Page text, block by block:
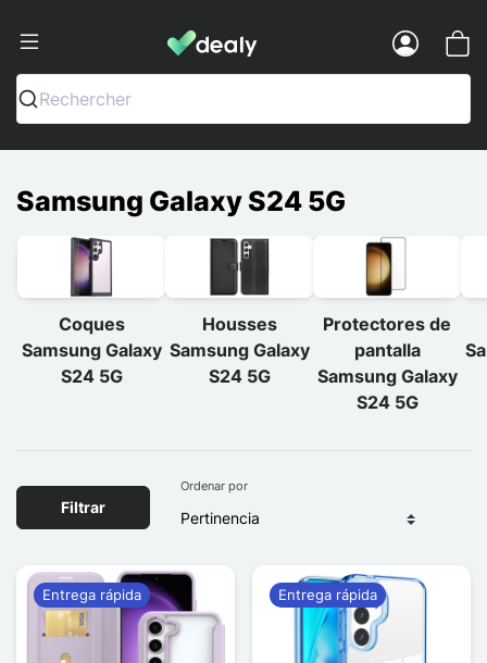
Dealy - Fundas y accesorios para
Rechercher
Samsung Galaxy S24 5G
Coques
Samsung Galaxy
S24 5G
Housses
Samsung Galaxy
S24 5G
Protectores de
pantalla
Samsung Galaxy
S24 5G
Filtrar
Ordenar por
Entrega rápida Entrega rápida